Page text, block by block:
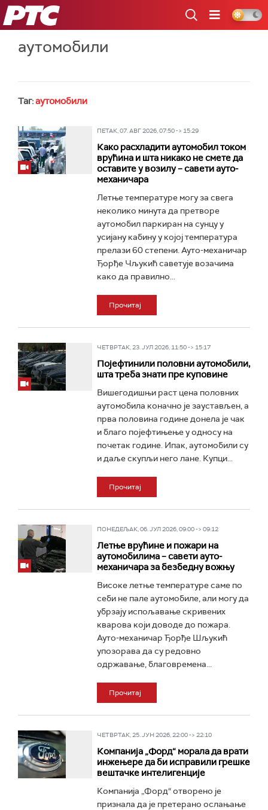
РТС
аутомобили
Таг:аутомобили
ПЕТАК, 07. АВГ 2026, 07:50 -> 15:29
Како расхладити аутомобил током
врућина и шта никако не смете да
оставите у возилу – савети ауто-
механичара
Летње температуре могу за свега
неколико минута да претворе
аутомобил паркиран на сунцу у
усијану кабину у којој температура
прелази 60 степени. Ауто-механичар
Ђорђе Чљукић саветује возачима
како да правилно...
Прочитај
ЧЕТВРТАК, 23. ЈУЛ 2026, 11:50 -> 15:17
Појефтинили половни аутомобили,
шта треба знати пре куповине
Вишегодишњи раст цена половних
аутомобила коначно је заустављен, а
прва половина године донела је чак
и благо појефтињење у односу на
почетак године. Ипак, аутомобили су
и даље скупљи него лане. Купци...
Прочитај
ПОНЕДЕЉАК, 06. ЈУЛ 2026, 09:00 -> 09:12
Летње врућине и пожари на
аутомобилима – савети ауто-
механичара за безбедну вожњу
Високе летње температуре саме по
себи не пале аутомобиле, али могу да
убрзају испољавање скривених
кварова који доводе до пожара.
Ауто-механичар Ђорђе Шљукић
упозорава да су редовно
одржавање, благовремена...
Прочитај
ЧЕТВРТАК, 25. ЈУН 2026, 22:00 -> 22:10
Компанија „Форд“ морала да врати
инжењере да би исправили грешке
вештачке интелигенције
Компанија „Форд“ отворено је
признала да је претерано ослањање